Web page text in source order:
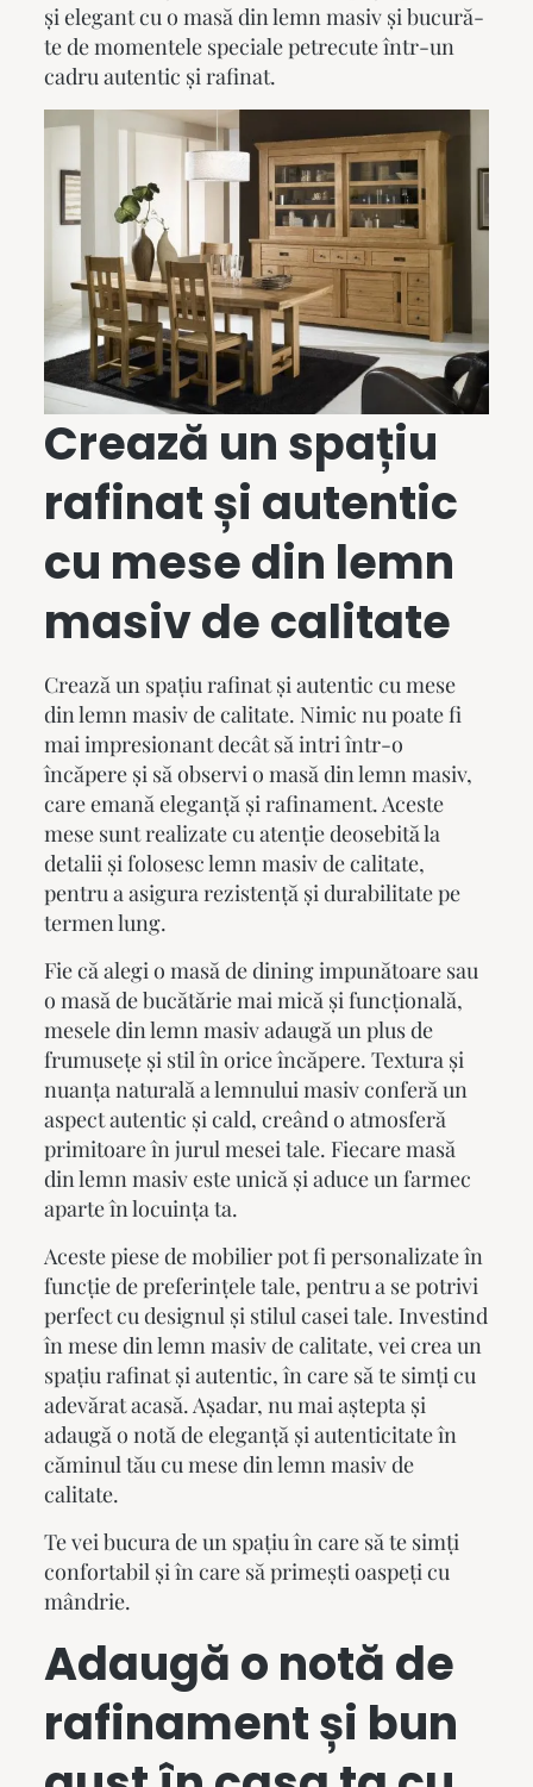
și elegant cu o masă din lemn masiv și bucură-
te de momentele speciale petrecute într-un
cadru autentic și rafinat.
Crează un spațiu
rafinat și autentic
cu mese din lemn
masivde calitate
Crează un spațiu rafinat și autentic cumese
din lemn masivde calitate. Nimic nu poate fi
mai impresionant decât să intri într-o
încăpere și să observi o masă din lemn masiv,
care emană eleganță și rafinament. Aceste
mese sunt realizate cu atenție deosebită la
detalii și folosesc lemn masiv de calitate,
pentru a asigura rezistență și durabilitate pe
termen lung.
Fie că alegi o masă de dining impunătoare sau
o masă de bucătărie mai mică și funcțională,
mesele din lemn masivadaugă un plus de
frumusețe și stil în orice încăpere. Textura și
nuanța naturală a lemnului masiv conferă un
aspect autentic și cald, creând o atmosferă
primitoare în jurul mesei tale. Fiecare masă
din lemn masiv este unică și aduce un farmec
aparte în locuința ta.
Aceste piese de mobilier pot fi personalizate în
funcție de preferințele tale, pentru a se potrivi
perfect cu designul și stilul casei tale. Investind
înmese din lemn masivde calitate, vei crea un
spațiu rafinat și autentic, în care să te simți cu
adevărat acasă. Așadar, nu mai aștepta și
adaugă o notă de eleganță și autenticitate în
căminul tău cumese din lemn masivde
calitate.
Te vei bucura de un spațiu în care să te simți
confortabil și în care să primești oaspeți cu
mândrie.
Adaugă o notă de
rafinament și bun